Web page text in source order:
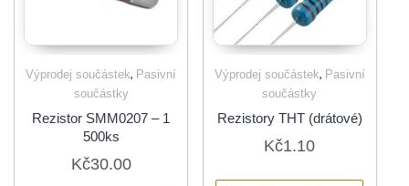
Výprodej součástek, Pasivní
součástky
Rezistor SMM0207 – 1
500ks
Kč30.00
Výprodej součástek, Pasivní
součástky
Rezistory THT (drátové)
Kč1.10